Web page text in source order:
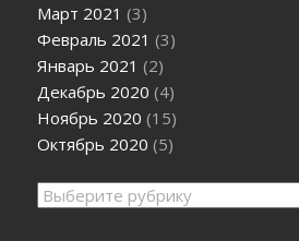
Март 2021 (3)
Февраль 2021 (3)
Январь 2021 (2)
Декабрь 2020 (4)
Ноябрь 2020 (15)
Октябрь 2020 (5)
Рубрики